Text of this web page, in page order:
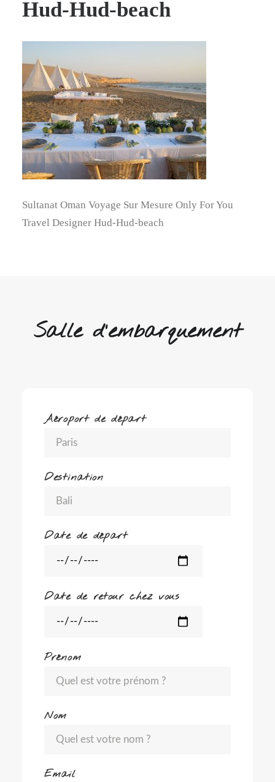
Hud-Hud-beach
Sultanat Oman Voyage Sur Mesure Only For You
Travel Designer Hud-Hud-beach
Salle d'embarquement
Aéroport de départ
Destination
Date de départ
Date de retour chez vous
Prénom
Nom
Email